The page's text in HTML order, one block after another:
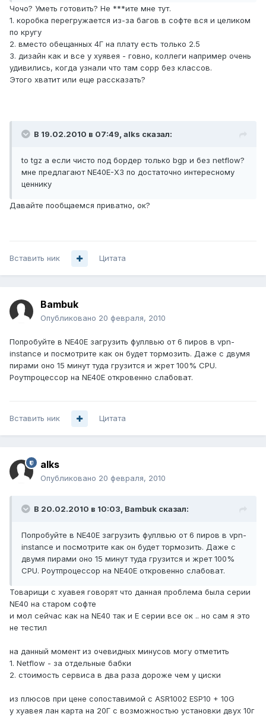
Чочо? Уметь готовить? Не ***ите мне тут.
1. коробка перегружается из-за багов в софте вся и целиком
по кругу
2. вместо обещанных 4Г на плату есть только 2.5
3. дизайн как и все у хуявея - говно, коллеги например очень
удивились, когда узнали что там copp без классов.
Этого хватит или еще рассказать?
В 19.02.2010 в 07:49, alks сказал:
to tgz а если чисто под бордер только bgp и без netflow?
мне предлагают NE40E-X3 по достаточно интересному
ценнику
Давайте пообщаемся приватно, ок?
Вставить ник Цитата
Bambuk
Опубликовано 20 февраля, 2010
Попробуйте в NE40E загрузить фуллвью от 6 пиров в vpn-
instance и посмотрите как он будет тормозить. Даже с двумя
пирами оно 15 минут туда грузится и жрет 100% CPU.
Роутпроцессор на NE40E откровенно слабоват.
Вставить ник Цитата
alks
Опубликовано 20 февраля, 2010
В 20.02.2010 в 10:03, Bambuk сказал:
Попробуйте в NE40E загрузить фуллвью от 6 пиров в vpn-
instance и посмотрите как он будет тормозить. Даже с
двумя пирами оно 15 минут туда грузится и жрет 100%
CPU. Роутпроцессор на NE40E откровенно слабоват.
Товарищи с хуавея говорят что данная проблема была серии
NE40 на старом софте
и мол сейчас как на NE40 так и Е серии все ок .. но сам я это
не тестил
на данный момент из очевидных минусов могу отметить
1. Netflow - за отдельные бабки
2. стоимость сервиса в два раза дороже чем у циски
из плюсов при цене сопоставимой с ASR1002 ESP10 + 10G
у хуавея лан карта на 20Г с возможностью установки двух 10г